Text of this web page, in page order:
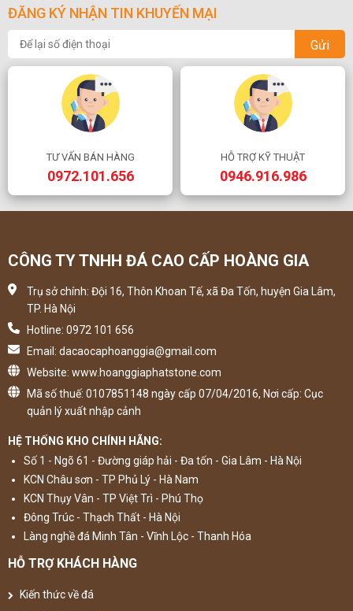
ĐĂNG KÝ NHẬN TIN KHUYẾN MẠI
Gửi
TƯ VẤN BÁN HÀNG
0972.101.656
HỖ TRỢ KỸ THUẬT
0946.916.986
CÔNG TY TNHH ĐÁ CAO CẤP HOÀNG GIA
Trụ sở chính: Đội 16, Thôn Khoan Tế, xã Đa Tốn, huyện Gia Lâm,
TP. Hà Nội
Hotline: 0972 101 656
Email: dacaocaphoanggia@gmail.com
Website: www.hoanggiaphatstone.com
Mã số thuế: 0107851148 ngày cấp 07/04/2016, Nơi cấp: Cục
quản lý xuất nhập cảnh
HỆ THỐNG KHO CHÍNH HÃNG:
Số 1 - Ngõ 61 - Đường giáp hải - Đa tốn - Gia Lâm - Hà Nội
KCN Châu sơn - TP Phủ Lý - Hà Nam
KCN Thụy Vân - TP Việt Trì - Phú Thọ
Đông Trúc - Thạch Thất - Hà Nội
Làng nghề đá Minh Tân - Vĩnh Lộc - Thanh Hóa
HỖ TRỢ KHÁCH HÀNG
Kiến thức về đá